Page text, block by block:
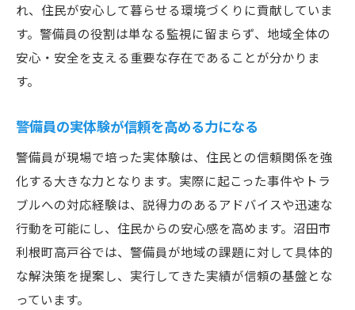
れ、住民が安心して暮らせる環境づくりに貢献していま
す。警備員の役割は単なる監視に留まらず、地域全体の
安心・安全を支える重要な存在であることが分かりま
す。
警備員の実体験が信頼を高める力になる
警備員が現場で培った実体験は、住民との信頼関係を強
化する大きな力となります。実際に起こった事件やトラ
ブルへの対応経験は、説得力のあるアドバイスや迅速な
行動を可能にし、住民からの安心感を高めます。沼田市
利根町高戸谷では、警備員が地域の課題に対して具体的
な解決策を提案し、実行してきた実績が信頼の基盤とな
っています。